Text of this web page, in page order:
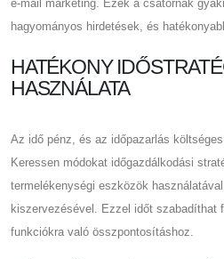
e-mail marketing. Ezek a csatornák
hagyományos hirdetések, és
HATÉKONY
HASZNÁLATA
Az idő pénz, és az időpazarlás
Keressen módokat időgazdálkodási
termelékenységi eszközök
kiszervezésével. Ezzel időt szabadíthat
funkciókra való összpontosításhoz.